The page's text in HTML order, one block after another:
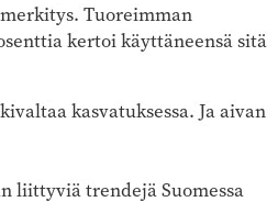
Tuoreimman
kertoi käyttäneensä sitä
kasvatuksessa. Ja aivan
liittyviä trendejä Suomessa